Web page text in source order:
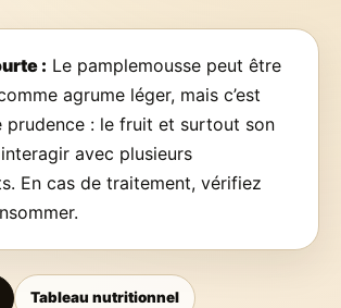
: Le pamplemousse peut être
agrume léger, mais c’est
prudence : le fruit et surtout son
avec plusieurs
En cas de traitement, vérifiez
Tableau nutritionnel